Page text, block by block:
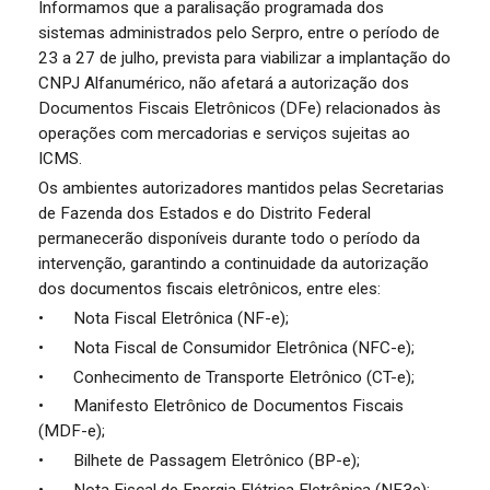
Informamos que a paralisação programada dos
sistemas administrados pelo Serpro, entre o período de
23 a 27 de julho, prevista para viabilizar a implantação do
CNPJ Alfanumérico, não afetará a autorização dos
Documentos Fiscais Eletrônicos (DFe) relacionados às
operações com mercadorias e serviços sujeitas ao
ICMS.
Os ambientes autorizadores mantidos pelas Secretarias
de Fazenda dos Estados e do Distrito Federal
permanecerão disponíveis durante todo o período da
intervenção, garantindo a continuidade da autorização
dos documentos fiscais eletrônicos, entre eles:
•
Nota Fiscal Eletrônica (NF-e);
•
Nota Fiscal de Consumidor Eletrônica (NFC-e);
•
Conhecimento de Transporte Eletrônico (CT-e);
•
Manifesto Eletrônico de Documentos Fiscais
(MDF-e);
•
Bilhete de Passagem Eletrônico (BP-e);